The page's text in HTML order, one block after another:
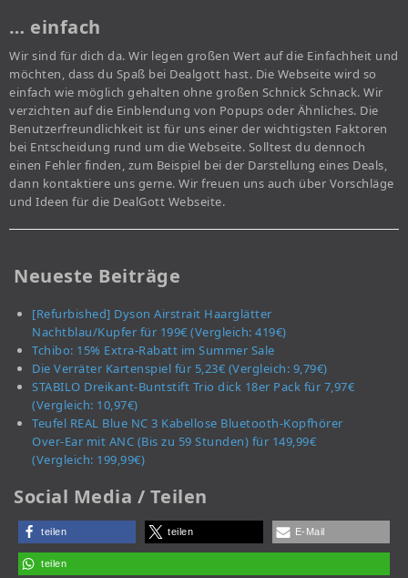
… einfach
Wir sind für dich da. Wir legen großen Wert auf die Einfachheit und
möchten, dass du Spaß bei Dealgott hast. Die Webseite wird so
einfach wie möglich gehalten ohne großen Schnick Schnack. Wir
verzichten auf die Einblendung von Popups oder Ähnliches. Die
Benutzerfreundlichkeit ist für uns einer der wichtigsten Faktoren
bei Entscheidung rund um die Webseite. Solltest du dennoch
einen Fehler finden, zum Beispiel bei der Darstellung eines Deals,
dann kontaktiere uns gerne. Wir freuen uns auch über Vorschläge
und Ideen für die DealGott Webseite.
Neueste Beiträge
[Refurbished] Dyson Airstrait Haarglätter
Nachtblau/Kupfer für 199€ (Vergleich: 419€)
Tchibo: 15% Extra-Rabatt im Summer Sale
Die Verräter Kartenspiel für 5,23€ (Vergleich: 9,79€)
STABILO Dreikant-Buntstift Trio dick 18er Pack für 7,97€
(Vergleich: 10,97€)
Teufel REAL Blue NC 3 Kabellose Bluetooth-Kopfhörer
Over-Ear mit ANC (Bis zu 59 Stunden) für 149,99€
(Vergleich: 199,99€)
Social Media / Teilen
teilen teilen E-Mail
teilen